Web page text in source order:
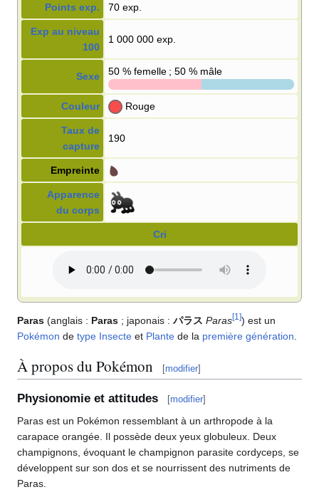
Points exp. 70 exp.
Exp au niveau
100
1 000 000 exp.
Sexe 50 % femelle ; 50 % mâle
Couleur Rouge
Taux de
capture
190
Empreinte
Apparence
du corps
Cri
Paras (anglais : Paras ; japonais : パラス Paras[1 ]) est un
Pokémon de type Insecte et Plante de la première génération
À propos du Pokémon [modifier]
Physionomie et attitudes [modifier]
Paras est un Pokémon ressemblant à un arthropode à la
carapace orangée. Il possède deux yeux globuleux. Deux
champignons, évoquant le champignon parasite cordyceps, se
développent sur son dos et se nourrissent des nutriments de
Paras.